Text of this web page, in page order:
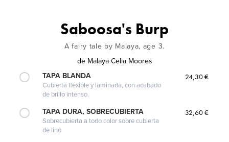
Saboosa's Burp
A fairy tale by Malaya, age 3.
de Malaya Celia Moores
TAPA BLANDA
Cubierta flexible y laminada, con acabado
de brillo intenso.
24,30 €
TAPA DURA, SOBRECUBIERTA
Sobrecubierta a todo color sobre cubierta
de lino
32,60 €